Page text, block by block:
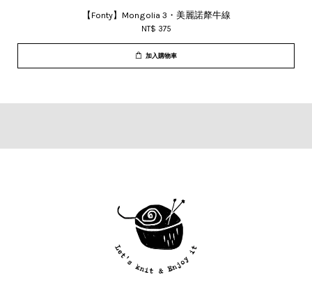
【Fonty】Mongolia 3・美麗諾犛牛線
NT$ 375
加入購物車